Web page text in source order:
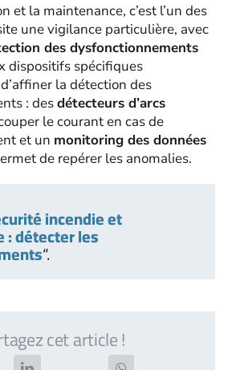
et la maintenance, c’est l’un des
une vigilance particulière, avec
des dysfonctionnements
dispositifs spécifiques
la détection des
: desdétecteurs d’arcs
le courant en cas de
et un monitoring des données
de repérer les anomalies.
incendie et
détecter les
“.
cet article !